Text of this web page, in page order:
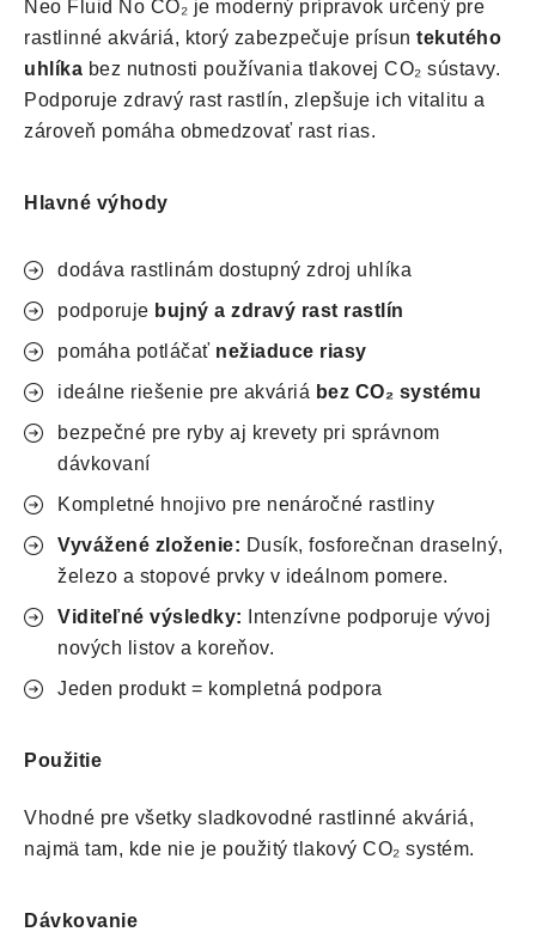
Neo Fluid No CO₂ je moderný prípravok určený pre
rastlinné akváriá, ktorý zabezpečuje prísun tekutého
uhlíka bez nutnosti používania tlakovej CO₂ sústavy.
Podporuje zdravý rast rastlín, zlepšuje ich vitalitu a
zároveň pomáha obmedzovať rast rias.
Hlavné výhody
dodáva rastlinám dostupný zdroj uhlíka
podporuje bujný a zdravý rast rastlín
pomáha potláčať nežiaduce riasy
ideálne riešenie pre akváriá bez CO₂ systému
bezpečné pre ryby aj krevety pri správnom
dávkovaní
Kompletné hnojivo pre nenáročné rastliny
Vyvážené zloženie: Dusík, fosforečnan draselný,
železo a stopové prvky v ideálnom pomere.
Viditeľné výsledky: Intenzívne podporuje vývoj
nových listov a koreňov.
Jeden produkt = kompletná podpora
Použitie
Vhodné pre všetky sladkovodné rastlinné akváriá,
najmä tam, kde nie je použitý tlakový CO₂ systém.
Dávkovanie